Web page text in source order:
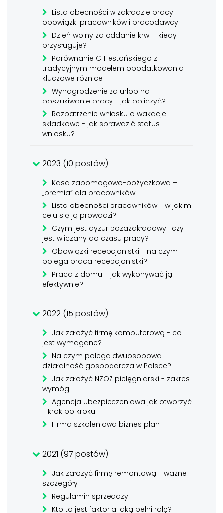
Lista obecności w zakładzie pracy -
obowiązki pracowników i pracodawcy
Dzień wolny za oddanie krwi - kiedy
przysługuje?
Porównanie CIT estońskiego z
tradycyjnym modelem opodatkowania -
kluczowe różnice
Wynagrodzenie za urlop na
poszukiwanie pracy - jak obliczyć?
Rozpatrzenie wniosku o wakacje
składkowe - jak sprawdzić status
wniosku?
2023 (10 postów)
Kasa zapomogowo-pożyczkowa –
„premia” dla pracowników
Lista obecności pracowników - w jakim
celu się ją prowadzi?
Czym jest dyżur pozazakładowy i czy
jest wliczany do czasu pracy?
Obowiązki recepcjonistki - na czym
polega praca recepcjonistki?
Praca z domu – jak wykonywać ją
efektywnie?
2022 (15 postów)
Jak założyć firmę komputerową - co
jest wymagane?
Na czym polega dwuosobowa
działalność gospodarcza w Polsce?
Jak założyć NZOZ pielęgniarski - zakres
wymóg
Agencja ubezpieczeniowa jak otworzyć
- krok po kroku
Firma szkoleniowa biznes plan
2021 (97 postów)
Jak założyć firmę remontową - ważne
szczegóły
Regulamin sprzedaży
Kto to jest faktor a jaką pełni rolę?